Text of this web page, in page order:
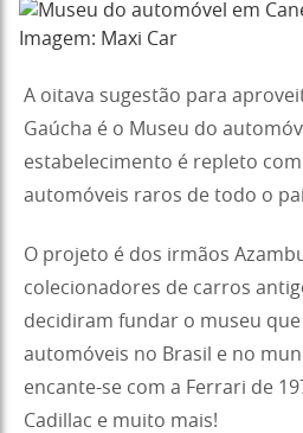
Imagem: Maxi Car
A oitava sugestão para
Gaúcha é o Museu do
estabelecimento é repleto
automóveis raros de todo o
O projeto é dos irmãos
colecionadores de carros
decidiram fundar o museu
automóveis no Brasil e no
encante-se com a Ferrari de
Cadillac e muito mais!